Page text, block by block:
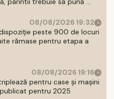
08/08/2026 19:32
peste 900 de locuri
rămase pentru etapa a
08/08/2026 19:16
pentru case și mașini
pentru 2025